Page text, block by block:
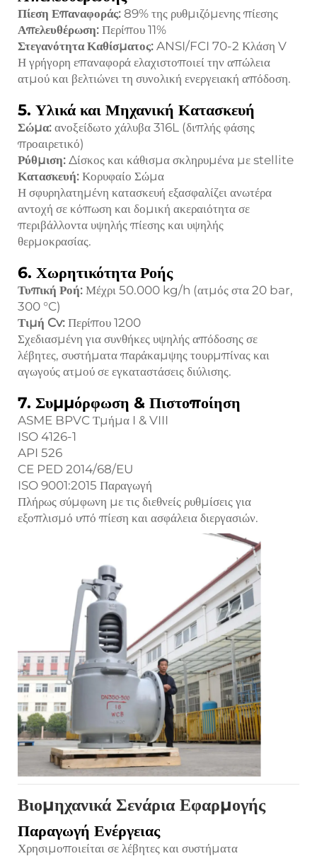
Πίεση Επαναφοράς: 89% της ρυθμιζόμενης πίεσης
Απελευθέρωση: Περίπου 11%
Στεγανότητα Καθίσματος: ANSI/FCI 70-2 Κλάση V
Η γρήγορη επαναφορά ελαχιστοποιεί την απώλεια
ατμού και βελτιώνει τη συνολική ενεργειακή απόδοση.
5. Υλικά και Μηχανική Κατασκευή
Σώμα: ανοξείδωτο χάλυβα 316L (διπλής φάσης
προαιρετικό)
Ρύθμιση: Δίσκος και κάθισμα σκληρυμένα με stellite
Κατασκευή: Κορυφαίο Σώμα
Η σφυρηλατημένη κατασκευή εξασφαλίζει ανωτέρα
αντοχή σε κόπωση και δομική ακεραιότητα σε
περιβάλλοντα υψηλής πίεσης και υψηλής
θερμοκρασίας.
6. Χωρητικότητα Ροής
Τυπική Ροή: Μέχρι 50.000 kg/h (ατμός στα 20 bar,
300 °C)
Τιμή Cv: Περίπου 1200
Σχεδιασμένη για συνθήκες υψηλής απόδοσης σε
λέβητες, συστήματα παράκαμψης τουρμπίνας και
αγωγούς ατμού σε εγκαταστάσεις διύλισης.
7. Συμμόρφωση & Πιστοποίηση
ASME BPVC Τμήμα I & VIII
ISO 4126-1
API 526
CE PED 2014/68/EU
ISO 9001:2015 Παραγωγή
Πλήρως σύμφωνη με τις διεθνείς ρυθμίσεις για
εξοπλισμό υπό πίεση και ασφάλεια διεργασιών.
Βιομηχανικά Σενάρια Εφαρμογής
Παραγωγή Ενέργειας
Χρησιμοποιείται σε λέβητες και συστήματα